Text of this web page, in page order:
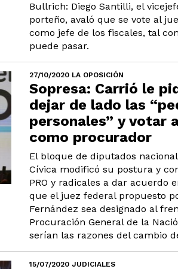
Bullrich: Diego Santilli, el
porteño, avaló que se vote al
como jefe de los fiscales, tal
puede pasar.
27/10/2020 LA OPOSICIÓN
Sopresa: Carrió le
dejar de lado las
personales” y votar
como procurador
El bloque de diputados
Cívica modificó su postura y
PRO y radicales a dar acuerdo
que el juez federal propuesto
Fernández sea designado al
Procuración General de la
serían las razones del cambio
15/07/2020 JUDICIALES